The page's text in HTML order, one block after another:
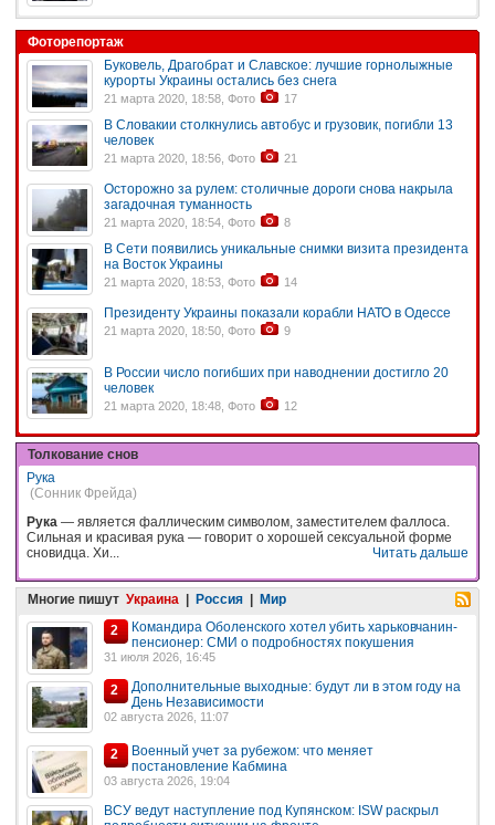
Фоторепортаж
Буковель, Драгобрат и Славское: лучшие горнолыжные
курорты Украины остались без снега
21 марта 2020, 18:58, Фото 17
В Словакии столкнулись автобус и грузовик, погибли 13
человек
21 марта 2020, 18:56, Фото 21
Осторожно за рулем: столичные дороги снова накрыла
загадочная туманность
21 марта 2020, 18:54, Фото 8
В Сети появились уникальные снимки визита президента
на Восток Украины
21 марта 2020, 18:53, Фото 14
Президенту Украины показали корабли НАТО в Одессе
21 марта 2020, 18:50, Фото 9
В России число погибших при наводнении достигло 20
человек
21 марта 2020, 18:48, Фото 12
Толкование снов
Рука
(Сонник Фрейда)
Рука — является фаллическим символом, заместителем фаллоса.
Сильная и красивая рука — говорит о хорошей сексуальной форме
сновидца. Хи...
Читать дальше
Многие пишут Украина Россия
Мир
2
Командира Оболенского хотел убить харьковчанин-
пенсионер: СМИ о подробностях покушения
31 июля 2026, 16:45
2
Дополнительные выходные: будут ли в этом году на
День Независимости
02 августа 2026, 11:07
2
Военный учет за рубежом: что меняет
постановление Кабмина
03 августа 2026, 19:04
ВСУ ведут наступление под Купянском: ISW раскрыл